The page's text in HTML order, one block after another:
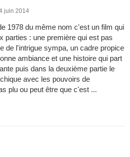
juin 2014
1978 du même nom c'est un film qui
parties : une première qui est pas
de l'intrigue sympa, un cadre propice
ambiance et une histoire qui part
puis dans la deuxième partie le
avec les pouvoirs de
plu ou peut être que c'est ...